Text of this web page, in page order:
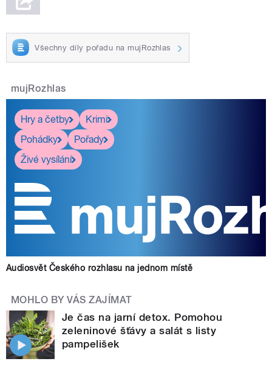
Všechny díly pořadu na mujRozhlas
mujRozhlas
Hry a četby
Krimi
Pohádky
Pořady
Živé vysílání
Audiosvět Českého rozhlasu na jednom místě
MOHLO BY VÁS ZAJÍMAT
Je čas na jarní detox. Pomohou
zeleninové šťávy a salát s listy
pampelišek